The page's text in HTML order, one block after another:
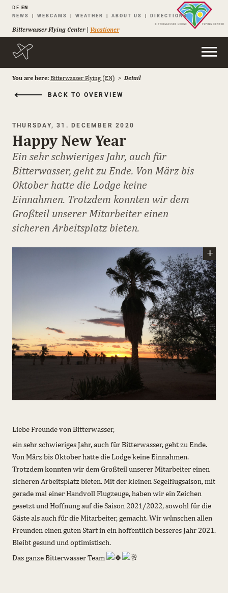
Bitterwasser Flying Center| Vacationer
Skip
NEWS WEBCAMS WEATHER ABOUT US DIRECTIONS
DE EN
You are here: Bitterwasser Flying (EN) Detail
BACK TO OVERVIEW
THURSDAY, 31. DECEMBER 2020
Happy New Year
Ein sehr schwieriges Jahr, auch für
Bitterwasser, geht zu Ende. Von März bis
Oktober hatte die Lodge keine
Einnahmen. Trotzdem konnten wir dem
Großteil unserer Mitarbeiter einen
sicheren Arbeitsplatz bieten.
Liebe Freunde von Bitterwasser,
ein sehr schwieriges Jahr, auch für Bitterwasser, geht zu Ende.
Von März bis Oktober hatte die Lodge keine Einnahmen.
Trotzdem konnten wir dem Großteil unserer Mitarbeiter einen
sicheren Arbeitsplatz bieten. Mit der kleinen Segelflugsaison, mit
gerade mal einer Handvoll Flugzeuge, haben wir ein Zeichen
gesetzt und Hoffnung auf die Saison 2021/2022, sowohl für die
Gäste als auch für die Mitarbeiter, gemacht. Wir wünschen allen
Freunden einen guten Start in ein hoffentlich besseres Jahr 2021.
Bleibt gesund und optimistisch.
Das ganze Bitterwasser Team